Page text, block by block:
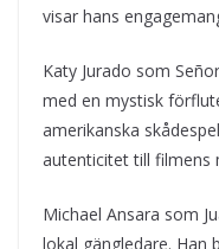
visar hans
Katy Jurado som
med en mystisk
amerikanska
autenticitet till filmens
Michael Ansara som
lokal gängledare. Han